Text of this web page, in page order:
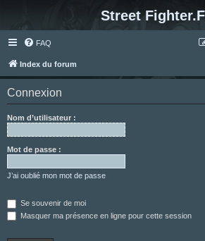
Street
FAQ
Index du forum
Connexion
Nom d’utilisateur :
Mot de passe :
J’ai oublié mon mot de passe
Se souvenir de moi
Masquer ma présence en ligne pour cette session